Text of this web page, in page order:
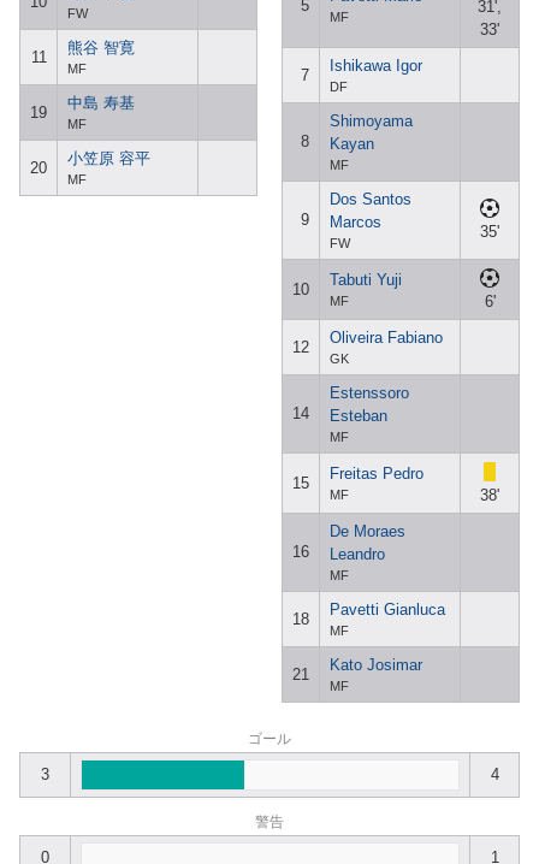
FW
11
熊谷 智寛
MF
19
中島 寿基
MF
20
小笠原 容平
MF
5
MF
31',
33'
7
Ishikawa Igor
DF
8
Shimoyama
Kayan
MF
9
Dos Santos
Marcos
FW
35'
10
Tabuti Yuji
MF 6'
12
Oliveira Fabiano
GK
14
Estenssoro
Esteban
MF
15
Freitas Pedro
MF 38'
16
De Moraes
Leandro
MF
18
Pavetti Gianluca
MF
21
Kato Josimar
MF
ゴール
3 4
警告
0 1